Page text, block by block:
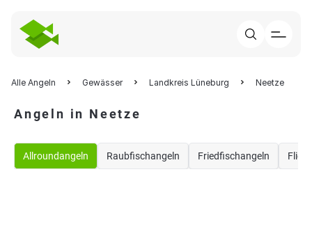
Alle Angeln Gewässer Landkreis Lüneburg Neetze
Angeln in Neetze
Allroundangeln Raubfischangeln Friedfischangeln